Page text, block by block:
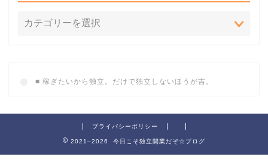
■ 稼ぎたいから独立。だけで独立しないほうが吉。
プライバシーポリシー
2021–2026 今日こそ独立開業だぞ☆ブログ